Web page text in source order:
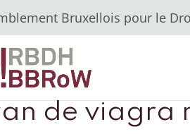
Bruxellois pour le
de viagra